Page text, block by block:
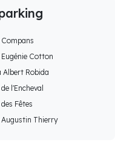
Compans
Eugénie Cotton
Albert Robida
l'Encheval
des Fêtes
Augustin Thierry